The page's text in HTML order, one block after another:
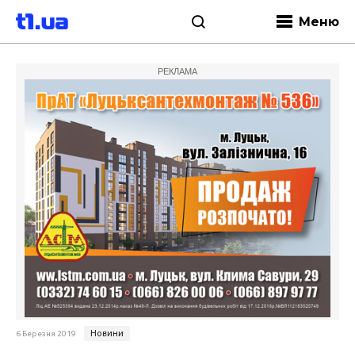
Меню
РЕКЛАМА
6 Березня 2019 Новини